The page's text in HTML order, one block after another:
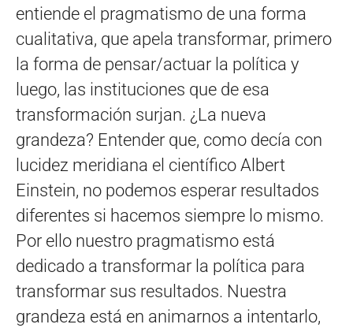
entiende el pragmatismo de una forma
cualitativa, que apela transformar, primero
la forma de pensar/actuar la política y
luego, las instituciones que de esa
transformación surjan. ¿La nueva
grandeza? Entender que, como decía con
lucidez meridiana el científico Albert
Einstein, no podemos esperar resultados
diferentes si hacemos siempre lo mismo.
Por ello nuestro pragmatismo está
dedicado a transformar la política para
transformar sus resultados. Nuestra
grandeza está en animarnos a intentarlo,